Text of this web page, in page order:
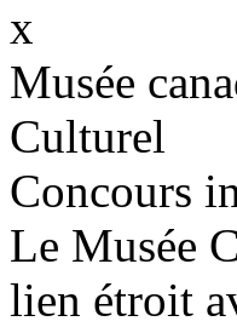
x
Musée
Culturel
Concours
Le Musée
lien étroit